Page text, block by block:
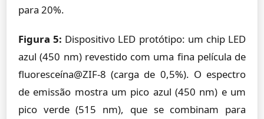
para 20%.
Figura 5: Dispositivo LED protótipo: um chip LED
azul (450 nm) revestido com uma fina película de
fluoresceína@ZIF-8 (carga de 0,5%). O espectro
de emissão mostra um pico azul (450 nm) e um
pico verde (515 nm), que se combinam para